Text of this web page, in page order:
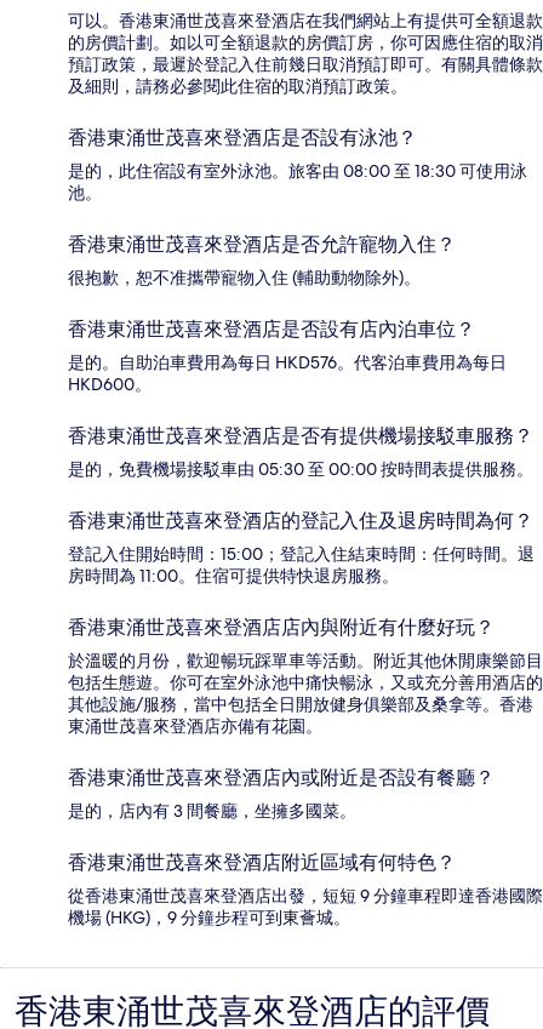
可以。香港東涌世茂喜來登酒店在我們網站上有提供可全額退款
的房價計劃。如以可全額退款的房價訂房，你可因應住宿的取消
預訂政策，最遲於登記入住前幾日取消預訂即可。有關具體條款
及細則，請務必參閱此住宿的取消預訂政策。
香港東涌世茂喜來登酒店是否設有泳池？
是的，此住宿設有室外泳池。旅客由 08:00 至 18:30 可使用泳
池。
香港東涌世茂喜來登酒店是否允許寵物入住？
很抱歉，恕不准攜帶寵物入住 (輔助動物除外)。
香港東涌世茂喜來登酒店是否設有店內泊車位？
是的。自助泊車費用為每日 HKD576。代客泊車費用為每日
HKD600。
香港東涌世茂喜來登酒店是否有提供機場接駁車服務？
是的，免費機場接駁車由 05:30 至 00:00 按時間表提供服務。
香港東涌世茂喜來登酒店的登記入住及退房時間為何？
登記入住開始時間：15:00；登記入住結束時間：任何時間。退
房時間為 11:00。住宿可提供特快退房服務。
香港東涌世茂喜來登酒店店內與附近有什麼好玩？
於溫暖的月份，歡迎暢玩踩單車等活動。附近其他休閒康樂節目
包括生態遊。你可在室外泳池中痛快暢泳，又或充分善用酒店的
其他設施/服務，當中包括全日開放健身俱樂部及桑拿等。香港
東涌世茂喜來登酒店亦備有花園。
香港東涌世茂喜來登酒店內或附近是否設有餐廳？
是的，店內有 3 間餐廳，坐擁多國菜。
香港東涌世茂喜來登酒店附近區域有何特色？
從香港東涌世茂喜來登酒店出發，短短 9 分鐘車程即達香港國際
機場 (HKG)，9 分鐘步程可到東薈城。
評
香港東涌世茂喜來登酒店的評價